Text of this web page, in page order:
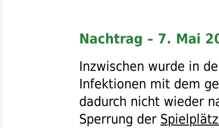
Nachtrag – 7. Mai
Inzwischen wurde in
Infektionen mit dem
dadurch nicht wieder
Sperrung der